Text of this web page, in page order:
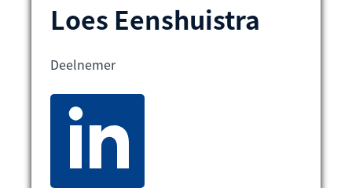
Loes Eenshuistra
Deelnemer